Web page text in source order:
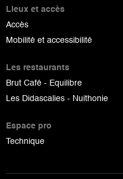
Lieux et accès
Accès
Mobilité et accessibilité
Les restaurants
Brut Café - Equilibre
Les Didascalies - Nuithonie
Espace pro
Technique